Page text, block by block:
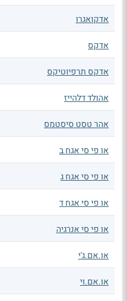
אדקואגרו
אדקס
אדקס תרפיוטיקס
אהולד דלהייז
אהר טסט סיסטמס
או פי סי אגח ב
או פי סי אגח ג
או פי סי אגח ד
או פי סי אנרגיה
או.אם.ג'י
או.אם.וי